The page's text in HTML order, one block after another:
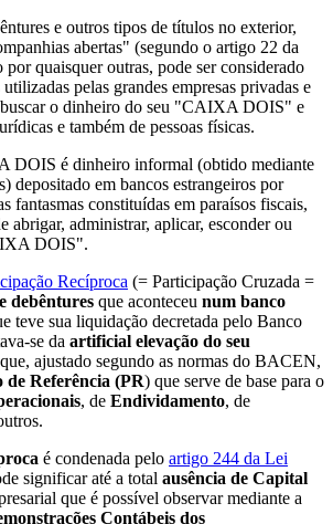
e outros tipos de títulos no exterior,
abertas" (segundo o artigo 22 da
quaisquer outras, pode ser considerado
pelas grandes empresas privadas e
buscar o dinheiro do seu "CAIXA DOIS" e
e também de pessoas físicas.
DOIS é dinheiro informal (obtido mediante
depositado em bancos estrangeiros por
fantasmas constituídas em paraísos fiscais,
abrigar, administrar, aplicar, esconder ou
DOIS".
Recíproca (= Participação Cruzada =
debêntures que aconteceu num banco
teve sua liquidação decretada pelo Banco
se da artificial elevação do seu
que, ajustado segundo as normas do BACEN,
Referência (PR) que serve de base para o
, de Endividamento, de
é condenada pelo artigo 244 da Lei
significar até a total ausência de Capital
que é possível observar mediante a
Contábeis dos